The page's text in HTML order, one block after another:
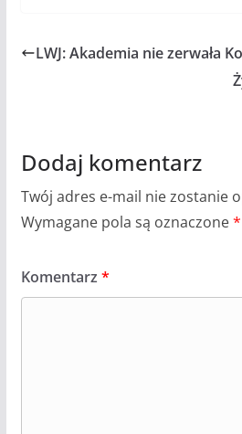
LWJ: Akademia nie zerwała
Dodaj komentarz
Twój adres e-mail nie zostanie
Wymagane pola są oznaczone*
Komentarz *